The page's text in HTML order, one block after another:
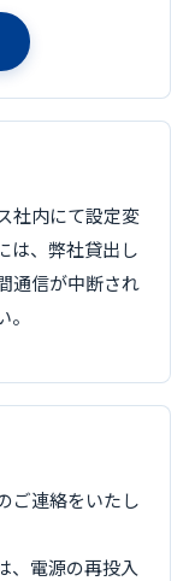
社内にて設定変
は、弊社貸出し
通信が中断され
ご連絡をいたし
、電源の再投入